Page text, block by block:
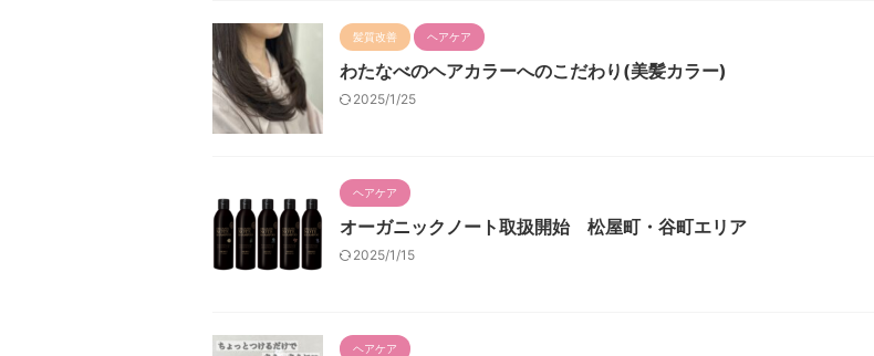
髪質改善 ヘアケア
わたなべのヘアカラーへのこだわり(美髪カラー)
2025/1/25
ヘアケア
オーガニックノート取扱開始 松屋町・谷町エリア
2025/1/15
ヘアケア